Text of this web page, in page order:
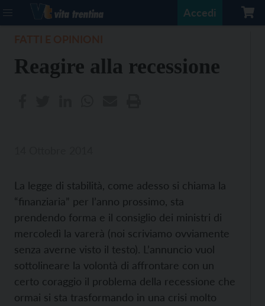
Accedi
Reagire alla recessione
La legge di stabilità, come adesso si chiama la
“finanziaria” per l’anno prossimo, sta
prendendo forma e il consiglio dei ministri di
mercoledì la varerà (noi scriviamo ovviamente
senza averne visto il testo). L’annuncio vuol
sottolineare la volontà di affrontare con un
certo coraggio il problema della recessione che
ormai si sta trasformando in una crisi molto